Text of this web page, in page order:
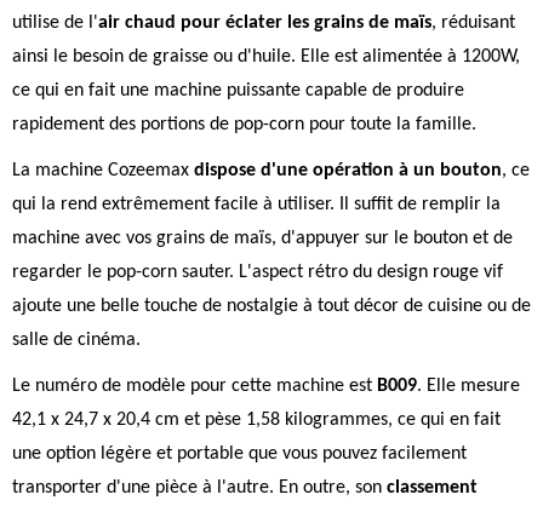
utilise de l'air chaud pour éclater les grains de maïs, réduisant
ainsi le besoin de graisse ou d'huile. Elle est alimentée à 1200W,
ce qui en fait une machine puissante capable de produire
rapidement des portions de pop-corn pour toute la famille.
La machine Cozeemax dispose d'une opération à un bouton, ce
qui la rend extrêmement facile à utiliser. Il suffit de remplir la
machine avec vos grains de maïs, d'appuyer sur le bouton et de
regarder le pop-corn sauter. L'aspect rétro du design rouge vif
ajoute une belle touche de nostalgie à tout décor de cuisine ou de
salle de cinéma.
Le numéro de modèle pour cette machine est B009. Elle mesure
42,1 x 24,7 x 20,4 cm et pèse 1,58 kilogrammes, ce qui en fait
une option légère et portable que vous pouvez facilement
transporter d'une pièce à l'autre. En outre, son classement